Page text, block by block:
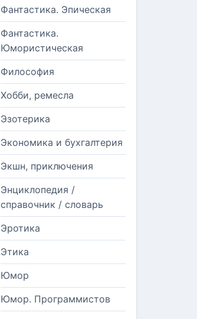
Фантастика. Эпическая
Фантастика.
Юмористическая
Философия
Хобби, ремесла
Эзотерика
Экономика и бухгалтерия
Экшн, приключения
Энциклопедия /
справочник / словарь
Эротика
Этика
Юмор
Юмор. Программистов